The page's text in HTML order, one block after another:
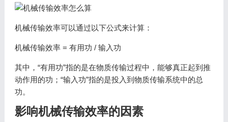
机械传输效率可以通过以下公式来计算：
机械传输效率 = 有用功 / 输入功
其中，“有用功”指的是在物质传输过程中，能够真正起到推
动作用的功；“输入功”指的是投入到物质传输系统中的总
功。
影响机械传输效率的因素